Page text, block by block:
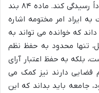
پیش از این یک بار فیصله یافته، مجدداً رسیدگی کند. ماده ۸۴ بند
ایراد امر مختومه اشاره
که خوانده می تواند به
تنها محدود به حفظ نظم
بلکه به حفظ اعتبار آرای
قضایی دارند نیز کمک می
جامعه باید بداند که این